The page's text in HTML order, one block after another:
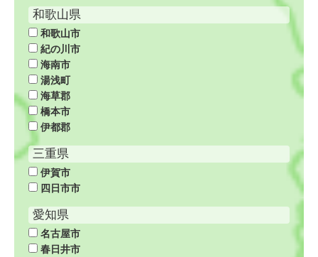
和歌山県
和歌山市
紀の川市
海南市
湯浅町
海草郡
橋本市
伊都郡
三重県
伊賀市
四日市市
愛知県
名古屋市
春日井市